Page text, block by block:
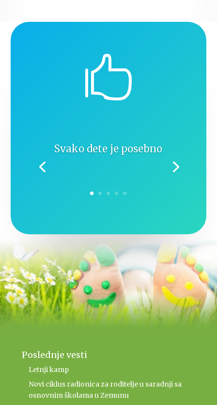

Svako dete je posebno
Poslednje vesti
Letnji kamp
Novi ciklus radionica za roditelje u saradnji sa
osnovnim školama u Zemunu